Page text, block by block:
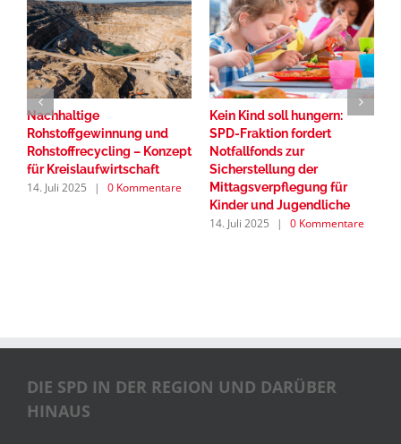
Nachhaltige
Rohstoffgewinnung und
Rohstoffrecycling – Konzept
für Kreislaufwirtschaft
14. Juli 2025 | 0 Kommentare
Kein Kind soll hungern:
SPD-Fraktion fordert
Notfallfonds zur
Sicherstellung der
Mittagsverpflegung für
Kinder und Jugendliche
14. Juli 2025 | 0 Kommentare
DIE SPD IN DER REGION UND DARÜBER
HINAUS